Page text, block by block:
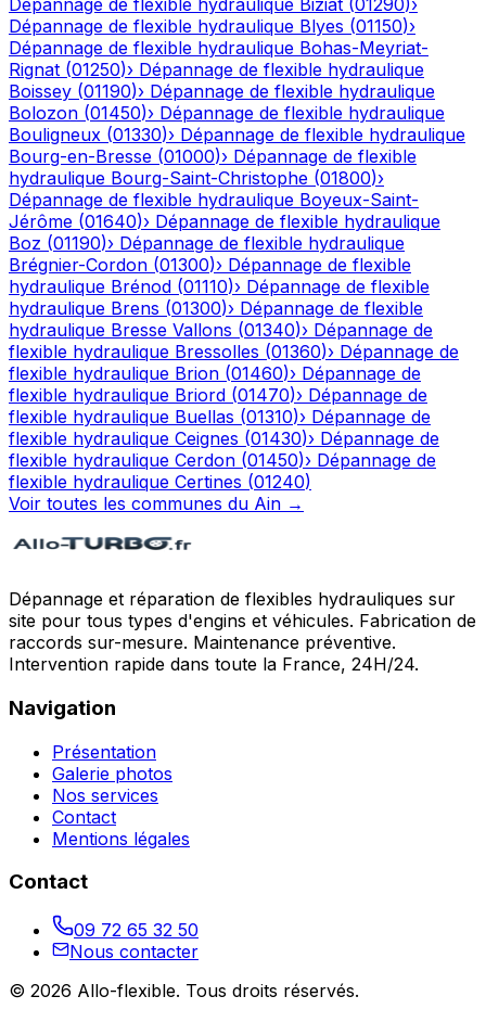
Dépannage de flexible hydraulique Biziat (01290)›
Dépannage de flexible hydraulique Blyes (01150)›
Dépannage de flexible hydraulique Bohas-Meyriat-
Rignat (01250)› Dépannage de flexible hydraulique
Boissey (01190)› Dépannage de flexible hydraulique
Bolozon (01450)› Dépannage de flexible hydraulique
Bouligneux (01330)› Dépannage de flexible hydraulique
Bourg-en-Bresse (01000)› Dépannage de flexible
hydraulique Bourg-Saint-Christophe (01800)›
Dépannage de flexible hydraulique Boyeux-Saint-
Jérôme (01640)› Dépannage de flexible hydraulique
Boz (01190)› Dépannage de flexible hydraulique
Brégnier-Cordon (01300)› Dépannage de flexible
hydraulique Brénod (01110)› Dépannage de flexible
hydraulique Brens (01300)› Dépannage de flexible
hydraulique Bresse Vallons (01340)› Dépannage de
flexible hydraulique Bressolles (01360)› Dépannage de
flexible hydraulique Brion (01460)› Dépannage de
flexible hydraulique Briord (01470)› Dépannage de
flexible hydraulique Buellas (01310)› Dépannage de
flexible hydraulique Ceignes (01430)› Dépannage de
flexible hydraulique Cerdon (01450)› Dépannage de
flexible hydraulique Certines (01240)
Voir toutes les communes du Ain →
Dépannage et réparation de flexibles hydrauliques sur
site pour tous types d'engins et véhicules. Fabrication de
raccords sur-mesure. Maintenance préventive.
Intervention rapide dans toute la France, 24H/24.
Navigation
Présentation
Galerie photos
Nos services
Contact
Mentions légales
Contact
09 72 65 32 50
Nous contacter
© 2026 Allo-flexible. Tous droits réservés.